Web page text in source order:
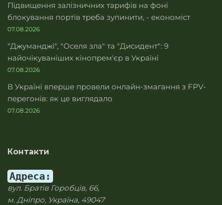
Підвищення залізничних тарифів на фоні
блокування портів треба зупинити, - економіст
07.08.2026
"Джуманджі", "Оселя зла" та "Дисидент": 9
найочікуваніших кінопрем'єр в Україні
07.08.2026
В Україні вперше провели онлайн-змагання з FPV-
перегонів: як це виглядало
07.08.2026
Контакти
Адреса:
вул. Братів Горобців, 66,
м. Дніпро, Україна, 49047